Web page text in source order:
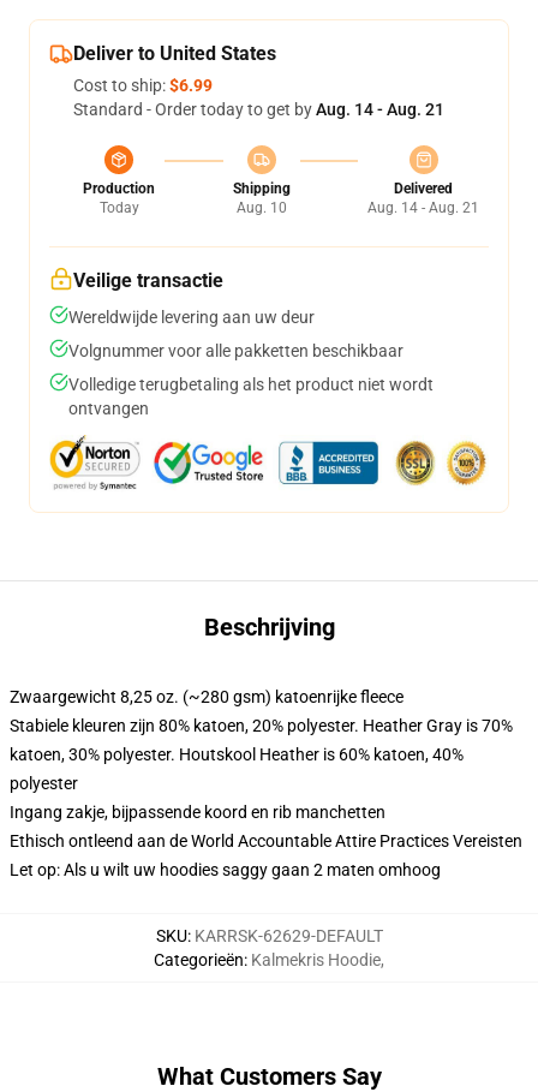
Deliver to United States
Cost to ship:$6.99
Standard - Order today to get byAug. 14 - Aug. 21
Production
Today
Shipping
Aug. 10
Delivered
Aug. 14 - Aug. 21
Veilige transactie
Wereldwijde levering aan uw deur
Volgnummer voor alle pakketten beschikbaar
Volledige terugbetaling als het product niet wordt
ontvangen
Beschrijving
Zwaargewicht 8,25 oz. (~280 gsm) katoenrijke fleece
Stabiele kleuren zijn 80% katoen, 20% polyester. Heather Gray is 70%
katoen, 30% polyester. Houtskool Heather is 60% katoen, 40%
polyester
Ingang zakje, bijpassende koord en rib manchetten
Ethisch ontleend aan de World Accountable Attire Practices Vereisten
Let op: Als u wilt uw hoodies saggy gaan 2 maten omhoog
SKU: KARRSK-62629-DEFAULT
Categorieën: Kalmekris Hoodie,
What Customers Say